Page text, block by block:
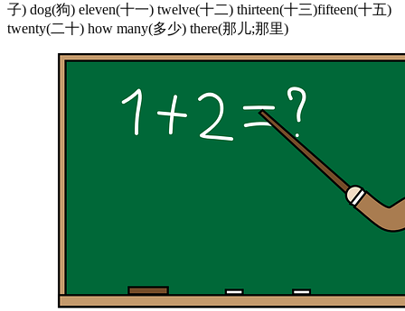
子) dog(狗) eleven(十一) twelve(十二) thirteen(十三)fifteen(十五)
twenty(二十) how many(多少) there(那儿;那里)